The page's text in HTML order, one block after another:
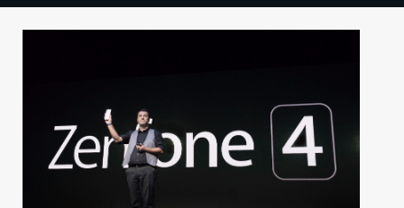
TECHBBS
KAUPPA
VAIHDA TEEMA